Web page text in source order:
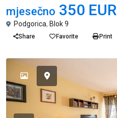
mjesečno 350 EUR
Podgorica, Blok 9
Share Favorite Print